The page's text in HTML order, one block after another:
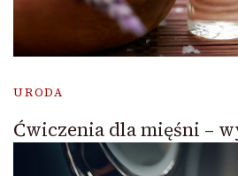
URODA
Ćwiczenia dla mięśni –